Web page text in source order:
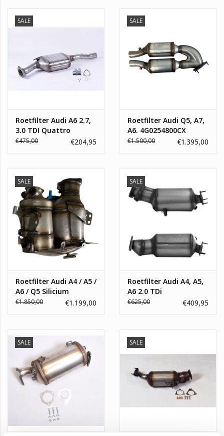
SALE
Roetfilter Audi A6 2.7,
3.0 TDI Quattro
€475,00 €204,95
SALE
Roetfilter Audi Q5, A7,
A6. 4G0254800CX
€1.500,00 €1.395,00
SALE
Roetfilter Audi A4 / A5 /
A6 / Q5 Silicium
€1.850,00 €1.199,00
SALE
Roetfilter Audi A4, A5,
A6 2.0 TDi
€625,00 €409,95
SALE SALE